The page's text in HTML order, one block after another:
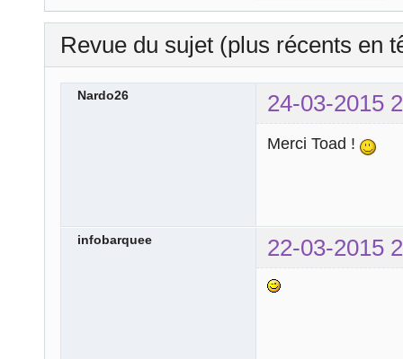
Revue du sujet (plus récents en
Nardo26 24-03-2015
Merci Toad !
infobarquee 22-03-2015